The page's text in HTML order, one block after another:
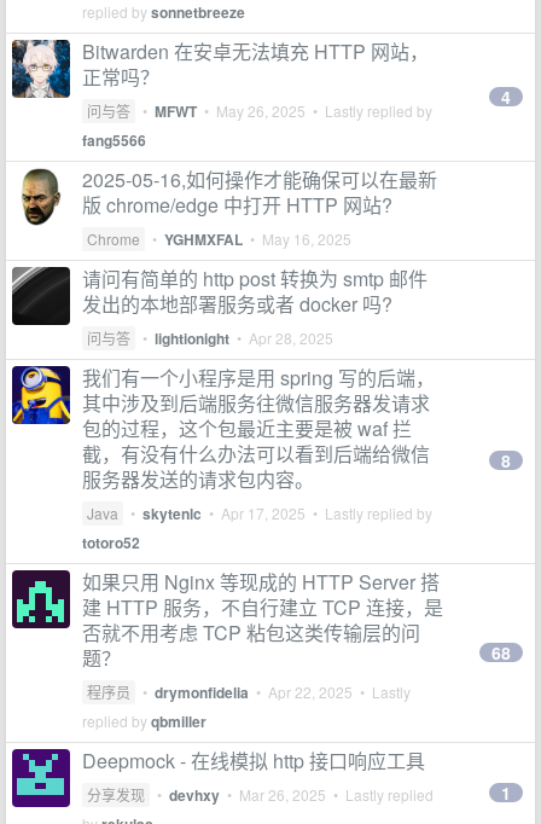
replied bysonnetbreeze
Bitwarden 在安卓无法填充 HTTP 网站，
正常吗？
问与答 • MFWT • May 26, 2025 • Lastly replied by
fang5566
4
2025-05-16,如何操作才能确保可以在最新
版 chrome/edge 中打开 HTTP 网站?
Chrome • YGHMXFAL • May 16, 2025
请问有简单的 http post 转换为 smtp 邮件
发出的本地部署服务或者 docker 吗?
问与答 • lightionight • Apr 28, 2025
我们有一个小程序是用 spring 写的后端，
其中涉及到后端服务往微信服务器发请求
包的过程，这个包最近主要是被 waf 拦
截，有没有什么办法可以看到后端给微信
服务器发送的请求包内容。
Java • skytenlc • Apr 17, 2025 • Lastly replied by
totoro52
8
如果只用 Nginx 等现成的 HTTP Server 搭
建 HTTP 服务，不自行建立 TCP 连接，是
否就不用考虑 TCP 粘包这类传输层的问
题？
程序员 • drymonfidelia • Apr 22, 2025 • Lastly
replied byqbmiller
68
Deepmock - 在线模拟 http 接口响应工具
分享发现 • devhxy • Mar 26, 2025 • Lastly replied
1